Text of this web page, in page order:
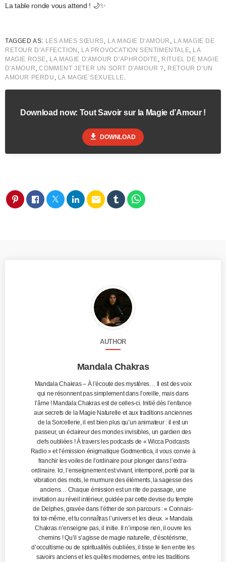
La table ronde vous attend ! 🌙✨
TAGGED AS: LES AMES SŒURS LA MAGIE D'AMOUR
LA MAGIE DE
RETOUR D’AFFECTION
LA PROVOCATION SENTIMENTALE LA
MAGIE ROSE
LA MAGIE D'AMOUR D'APHRODITE
RITUEL DE MAGIE
D'AMOUR ,COMMENT JETER UN SORT D'AMOUR ?
RETOUR D'UN
AMOUR PERDU
LA MAGIE SEXUELLE
Download now: Tout Savoir sur la Magie d’Amour !
file_download DOWNLOAD
email
AUTHOR
Mandala Chakras
Mandala Chakras – À l’écoute des mystères… Il est des voix
qui ne résonnent pas simplement dans l’oreille, mais dans
l’âme ! Mandala Chakras est de celles-ci. Initié dès l’enfance
aux secrets de la Magie Naturelle et aux traditions anciennes
de la Sorcellerie, il est bien plus qu’un animateur : il est un
passeur, un éclaireur des mondes invisibles, un gardien des
clefs oubliées ! À travers les podcasts de « Wicca Podcasts
Radio » et l’émission énigmatique Godmentica, il vous convie à
franchir les voiles de l’ordinaire pour plonger dans l’extra-
ordinaire. Ici, l’enseignement est vivant, intemporel, porté par la
vibration des mots, le murmure des éléments, la sagesse des
anciens… Chaque émission est un rite de passage, une
invitation au réveil intérieur, guidée par cette devise du temple
de Delphes, gravée dans l’éther de son parcours : « Connais-
toi toi-même, et tu connaîtras l’univers et les dieux. » Mandala
Chakras n’enseigne pas, il initie. Il n’impose rien, il ouvre les
chemins ! Qu’il s’agisse de magie naturelle, d’ésotérisme,
d’occultisme ou de spiritualités oubliées, il tisse le lien entre les
savoirs anciens et les quêtes modernes, entre les traditions